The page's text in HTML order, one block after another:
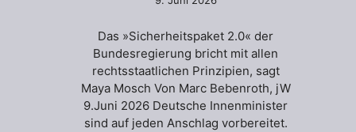
Das »Sicherheitspaket 2.0« der
Bundesregierung bricht mit allen
rechtsstaatlichen Prinzipien, sagt
Maya Mosch Von Marc Bebenroth, jW
9.Juni 2026 Deutsche Innenminister
sind auf jeden Anschlag vorbereitet.